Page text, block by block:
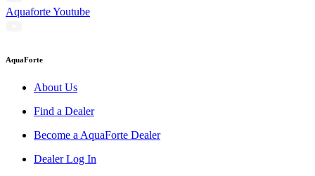
Aquaforte Youtube
AquaForte
About Us
Find a Dealer
Become a AquaForte Dealer
Dealer Log In